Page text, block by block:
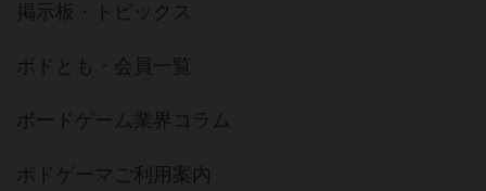
掲示板・トピックス
ボドとも・会員一覧
ボードゲーム業界コラム
ボドゲーマご利用案内